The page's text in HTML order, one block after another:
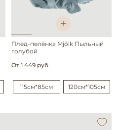
Плед-пелёнка Mjölk Пыльный
голубой
От 1 449 руб
115см*85см 120см*105см